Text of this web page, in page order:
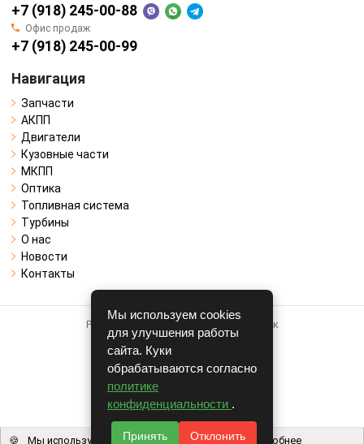
+7 (918) 245-00-88
Офис продаж
+7 (918) 245-00-99
Навигация
Запчасти
АКПП
Двигатели
Кузовные части
МКПП
Оптика
Топливная система
Турбины
О нас
Новости
Контакты
Работает на системе для авторазборок
CARRO.БИЗНЕС
Полная версия
© COPYRIGHT 2026 г.
v1.1.24
Мы используем cookies
для улучшения работы
сайта. Куки
обрабатываются согласно
политике
конфиденциальности .
Принять Отклонить
🍪 Мы используем файлы cookie, чтобы вам было удобнее